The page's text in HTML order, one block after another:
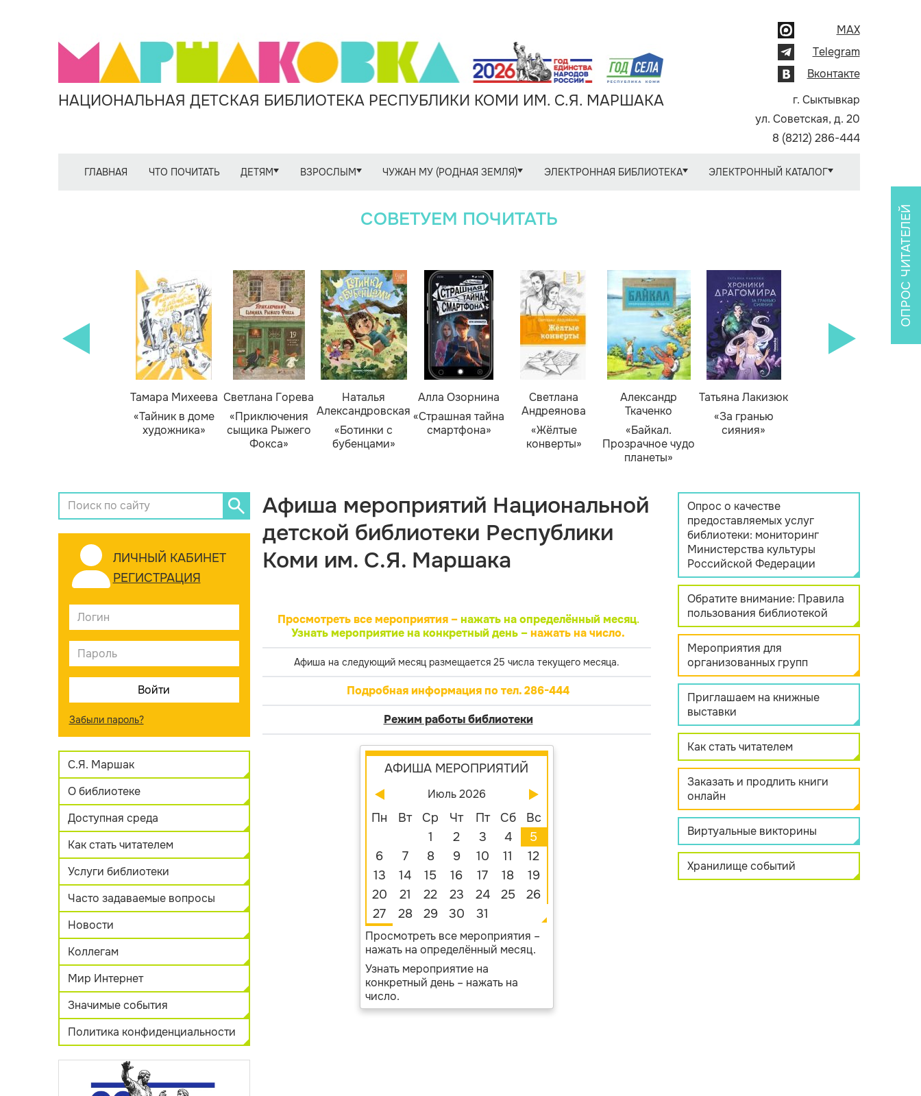
НАЦИОНАЛЬНАЯ ДЕТСКАЯ БИБЛИОТЕКА РЕСПУБЛИКИ КОМИ ИМ. С.Я. МАРШАКА
MAX
Telegram
Вконтакте
г. Сыктывкар
ул. Советская, д. 20
8 (8212) 286-444
ГЛАВНАЯ ЧТО ПОЧИТАТЬ ДЕТЯМ ВЗРОСЛЫМ ЧУЖАН МУ (РОДНАЯ ЗЕМЛЯ) ЭЛЕКТРОННАЯ БИБЛИОТЕКА ЭЛЕКТРОННЫЙ КАТАЛОГ
СОВЕТУЕМ ПОЧИТАТЬ
Тамара Михеева
«Тайник в доме
художника»
Светлана Горева
«Приключения
сыщика Рыжего
Фокса»
Наталья
Александровская
«Ботинки с
бубенцами»
Алла Озорнина
«Страшная тайна
смартфона»
Светлана
Андреянова
«Жёлтые
конверты»
Александр
Ткаченко
«Байкал.
Прозрачное чудо
планеты»
Татьяна Лакизюк
«За гранью
сияния»
ЛИЧНЫЙ КАБИНЕТ
РЕГИСТРАЦИЯ
Забыли пароль?
С.Я. Маршак
О библиотеке
Доступная среда
Как стать читателем
Услуги библиотеки
Часто задаваемые вопросы
Новости
Коллегам
Мир Интернет
Значимые события
Политика конфиденциальности
Афиша мероприятий Национальной
детской библиотеки Республики
Коми им. С.Я. Маршака
Просмотреть все мероприятия – нажать на определённый месяц.
Узнать мероприятие на конкретный день –нажать на число.
Афиша на следующий месяц размещается 25 числа текущего месяца.
Подробная информация по тел. 286-444
Режим работы библиотеки
АФИША МЕРОПРИЯТИЙ
Июль 2026
Пн Вт Ср Чт Пт Сб
Вс
1
2 3 4
5
6
7 8 9 10 11
12
13
14 15 16 17 18
19
20
21 22 23 24 25
26
27
28 29 30 31
Просмотреть все мероприятия –
нажать на определённый месяц.
Узнать мероприятие на
конкретный день – нажать на
число.
ОПРОС ЧИТАТЕЛЕЙ
Опрос о качестве
предоставляемых услуг
библиотеки: мониторинг
Министерства культуры
Российской Федерации
Обратите внимание: Правила
пользования библиотекой
Мероприятия для
организованных групп
Приглашаем на книжные
выставки
Как стать читателем
Заказать и продлить книги
онлайн
Виртуальные викторины
Хранилище событий